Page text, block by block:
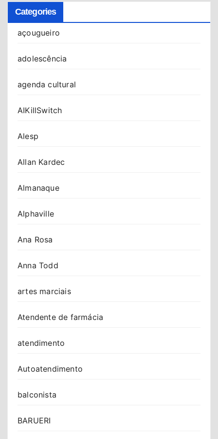
Categories
açougueiro
adolescência
agenda cultural
AIKillSwitch
Alesp
Allan Kardec
Almanaque
Alphaville
Ana Rosa
Anna Todd
artes marciais
Atendente de farmácia
atendimento
Autoatendimento
balconista
BARUERI